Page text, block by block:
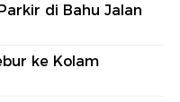
di Bahu Jalan
ke Kolam